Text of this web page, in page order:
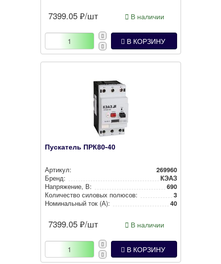
7399.05 ₽/шт В наличии
В КОРЗИНУ
Пускатель ПРК80-40
Артикул:
269960
Бренд:
КЭАЗ
Нап­ря­же­ние, В:
690
Количество силовых полюсов:
3
Номи­наль­ный ток (А):
40
7399.05 ₽/шт В наличии
В КОРЗИНУ